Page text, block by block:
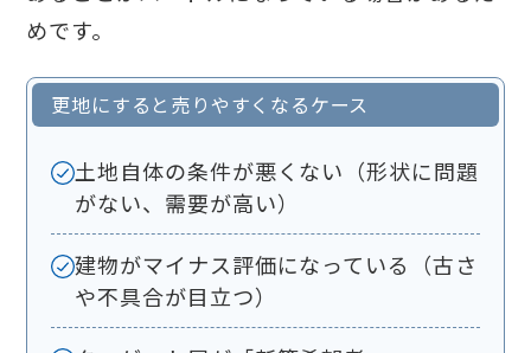
めです。
更地にすると売りやすくなるケース
土地自体の条件が悪くない（形状に問題
がない、需要が高い）
建物がマイナス評価になっている（古さ
や不具合が目立つ）